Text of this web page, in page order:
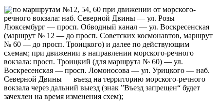
по маршрутам №12, 54, 60 при движении от морского-
речного вокзала: наб. Северной Двины — ул. Розы
Люксембург — просп. Обводный канал — ул. Воскресенская
(маршрут № 12 — до просп. Советских космонавтов, маршрут
№ 60 — до просп. Троицкого) и далее по действующим
схемам; при движении в направлении морского-речного
вокзала: просп. Троицкий (для маршрута № 60) — ул.
Воскресенская — просп. Ломоносова — ул. Урицкого — наб.
Северной Двины — въезд на территорию морского-речного
вокзала через дальний выезд (знак ”Въезд запрещен“ будет
зачехлен на время изменения схем);